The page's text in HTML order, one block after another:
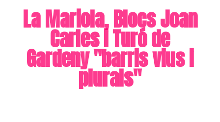
La Mariola, Blocs Joan
Carles i Turó de
Gardeny "barris vius i
plurals"